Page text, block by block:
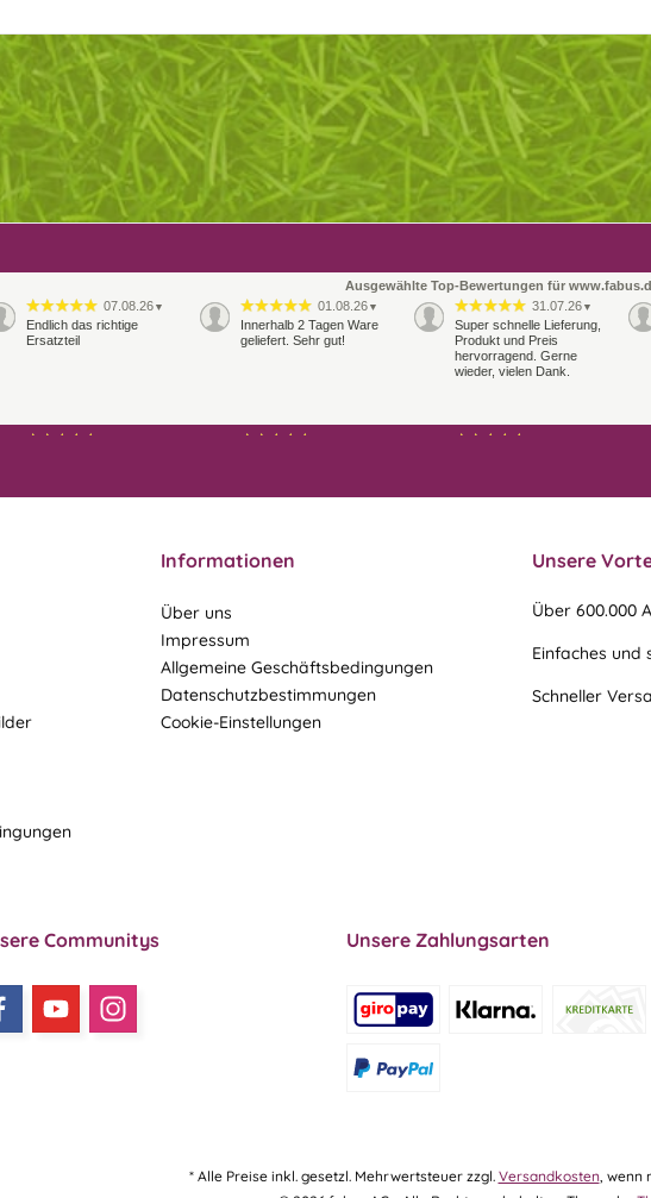
Ausgewählte Top-Bewertungen für
07.08.26 ▼
Endlich das richtige
Ersatzteil
01.08.26 ▼
Innerhalb 2 Tagen Ware
geliefert. Sehr gut!
31.07.26 ▼
Super schnelle Lieferung,
Produkt und Preis
hervorragend. Gerne
wieder, vielen Dank.
Informationen
Über uns
Impressum
Allgemeine Geschäftsbedingungen
Datenschutzbestimmungen
Cookie-Einstellungen
Unsere
Über 600.000
Einfaches und
Schneller
Communitys Unsere Zahlungsarten
* Alle Preise inkl. gesetzl. Mehrwertsteuer zzgl. Versandkosten, wenn